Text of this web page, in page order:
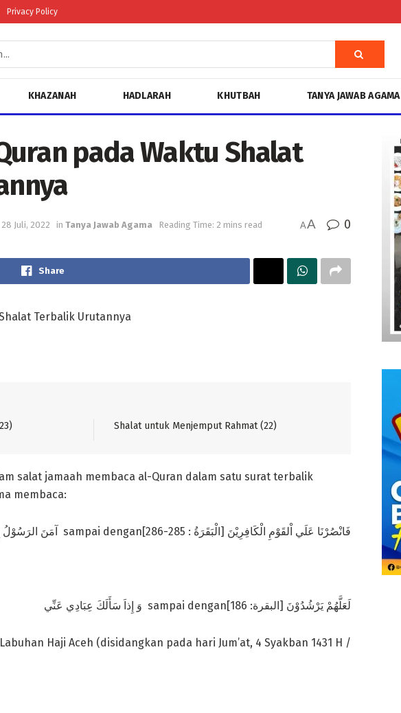
Privacy Policy
KHAZANAH HADLARAH KHUTBAH TANYA JAWAB AGAMA
pada Waktu Shalat
28 Juli, 2022 in Tanya Jawab Agama Reading Time: 2 mins read AA 0
Share
Terbalik Urutannya
Shalat untuk Menjemput Rahmat (22)
salat jamaah membaca al-Quran dalam satu surat terbalik
membaca:
آمَنَ الرَسُوْلُ بِمَا أُنْزِلَ sampai denganفَانْصُرْنَا عَلَي اْلقَوْمِ الْكَافِرِيْنَ [الْبَقَرَةُ : 285-286]
وَ إِذاَ سَأَلَكَ عِبَادِي عَنِّي sampai denganلَعَلَّهُمْ يَرْشُدُوْنَ [البقرة: 186]
Haji Aceh (disidangkan pada hari Jum’at, 4 Syakban 1431 H /